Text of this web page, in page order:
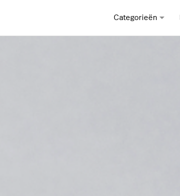
Categorieën